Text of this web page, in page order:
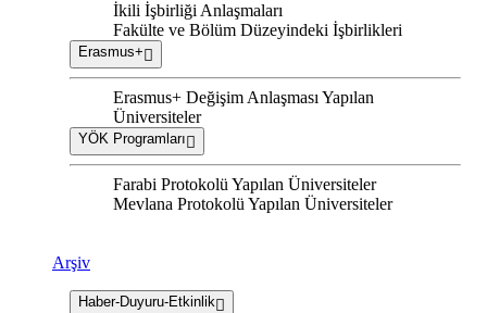
İkili İşbirliği Anlaşmaları
Fakülte ve Bölüm Düzeyindeki İşbirlikleri
Erasmus+
Erasmus+ Değişim Anlaşması Yapılan
Üniversiteler
YÖK Programları
Farabi Protokolü Yapılan Üniversiteler
Mevlana Protokolü Yapılan Üniversiteler
Arşiv
Haber-Duyuru-Etkinlik